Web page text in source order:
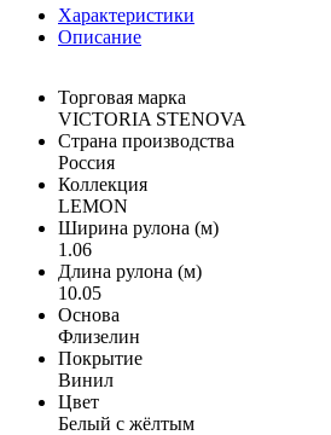
Характеристики
Описание
Торговая марка
VICTORIA STENOVA
Страна производства
Россия
Коллекция
LEMON
Ширина рулона (м)
1.06
Длина рулона (м)
10.05
Основа
Флизелин
Покрытие
Винил
Цвет
Белый с жёлтым